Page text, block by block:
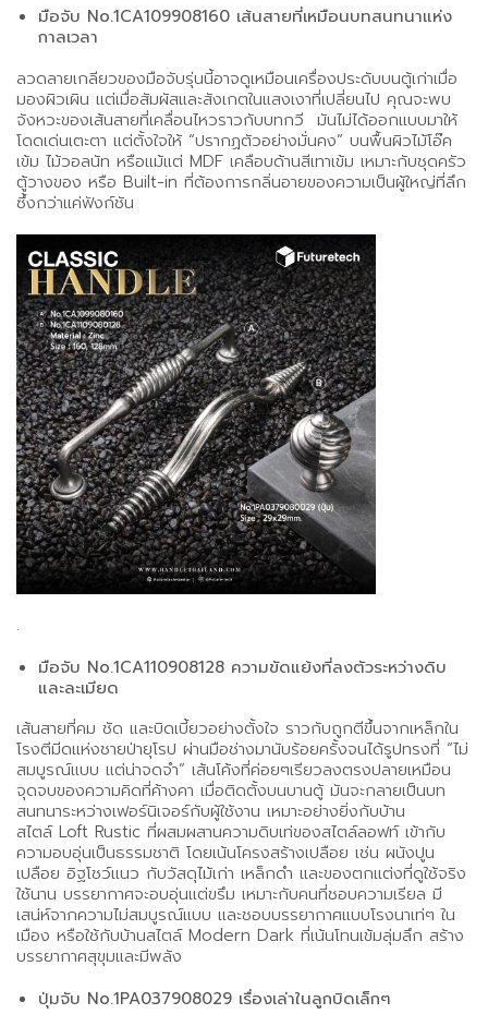
มือจับ No.1CA109908160 เส้นสายที่เหมือนบทสนทนาแห่ง
กาลเวลา
ลวดลายเกลียวของมือจับรุ่นนี้อาจดูเหมือนเครื่องประดับบนตู้เก่าเมื่อ
มองผิวเผิน แต่เมื่อสัมผัสและสังเกตในแสงเงาที่เปลี่ยนไป คุณจะพบ
จังหวะของเส้นสายที่เคลื่อนไหวราวกับบทกวี มันไม่ได้ออกแบบมาให้
โดดเด่นเตะตา แต่ตั้งใจให้ “ปรากฏตัวอย่างมั่นคง” บนพื้นผิวไม้โอ๊ค
เข้ม ไม้วอลนัท หรือแม้แต่ MDF เคลือบด้านสีเทาเข้ม เหมาะกับชุดครัว
ตู้วางของ หรือ Built-in ที่ต้องการกลิ่นอายของความเป็นผู้ใหญ่ที่ลึก
ซึ้งกว่าแค่ฟังก์ชัน
.
มือจับ No.1CA110908128 ความขัดแย้งที่ลงตัวระหว่างดิบ
และละเมียด
เส้นสายที่คม ชัด และบิดเบี้ยวอย่างตั้งใจ ราวกับถูกตีขึ้นจากเหล็กใน
โรงตีมีดแห่งชายป่ายุโรป ผ่านมือช่างมานับร้อยครั้งจนได้รูปทรงที่ “ไม่
สมบูรณ์แบบ แต่น่าจดจำ” เส้นโค้งที่ค่อยๆเรียวลงตรงปลายเหมือน
จุดจบของความคิดที่ค้างคา เมื่อติดตั้งบนบานตู้ มันจะกลายเป็นบท
สนทนาระหว่างเฟอร์นิเจอร์กับผู้ใช้งาน เหมาะอย่างยิ่งกับบ้าน
สไตล์ Loft Rustic ที่ผสมผสานความดิบเท่ของสไตล์ลอฟท์ เข้ากับ
ความอบอุ่นเป็นธรรมชาติ โดยเน้นโครงสร้างเปลือย เช่น ผนังปูน
เปลือย อิฐโชว์แนว กับวัสดุไม้เก่า เหล็กดำ และของตกแต่งที่ดูใช้จริง
ใช้นาน บรรยากาศจะอบอุ่นแต่ขรึม เหมาะกับคนที่ชอบความเรียล มี
เสน่ห์จากความไม่สมบูรณ์แบบ และชอบบรรยากาศแบบโรงนาเท่ๆ ใน
เมือง หรือใช้กับบ้านสไตล์ Modern Dark ที่เน้นโทนเข้มลุ่มลึก สร้าง
บรรยากาศสุขุมและมีพลัง
ปุ่มจับ No.1PA037908029 เรื่องเล่าในลูกบิดเล็กๆ